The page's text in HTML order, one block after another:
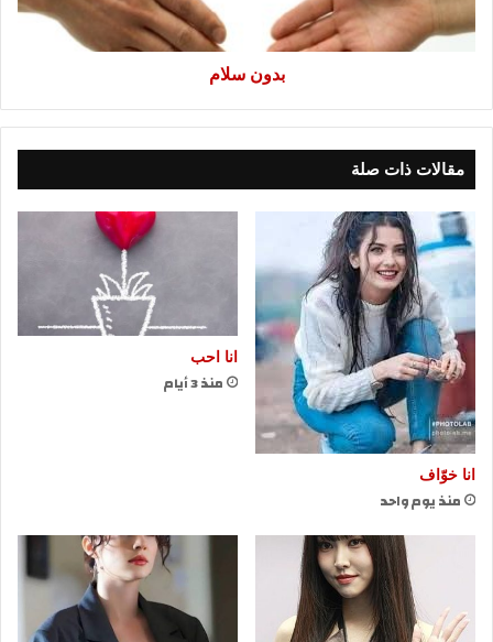
بدون سلام
مقالات ذات صلة
انا خوّاف
منذ يوم واحد
انا احب
منذ 3 أيام